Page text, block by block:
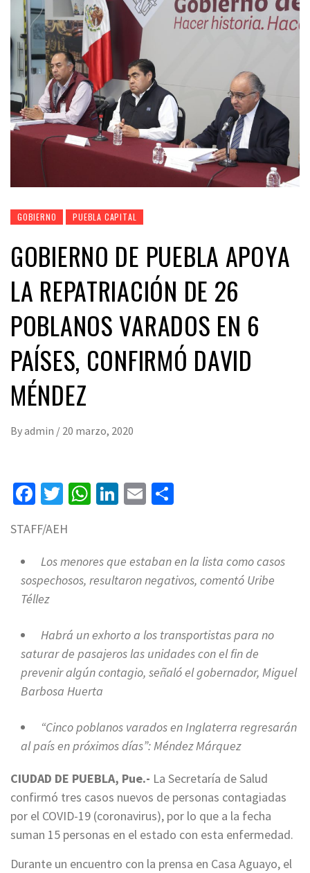
GOBIERNO PUEBLA CAPITAL
GOBIERNO DE PUEBLA APOYA
LA REPATRIACIÓN DE 26
POBLANOS VARADOS EN 6
PAÍSES, CONFIRMÓ DAVID
MÉNDEZ
Byadmin / 20 marzo, 2020
Facebook
Twitter
WhatsApp
LinkedIn
Email
STAFF/AEH
Los menores que estaban en la lista como casos
sospechosos, resultaron negativos, comentó Uribe
Téllez
Habrá un exhorto a los transportistas para no
saturar de pasajeros las unidades con el fin de
prevenir algún contagio, señaló el gobernador, Miguel
Barbosa Huerta
“Cinco poblanos varados en Inglaterra regresarán
al país en próximos días”: Méndez Márquez
CIUDAD DE PUEBLA, Pue.- La Secretaría de Salud
confirmó tres casos nuevos de personas contagiadas
por el COVID-19 (coronavirus), por lo que a la fecha
suman 15 personas en el estado con esta enfermedad.
Durante un encuentro con la prensa en Casa Aguayo, el